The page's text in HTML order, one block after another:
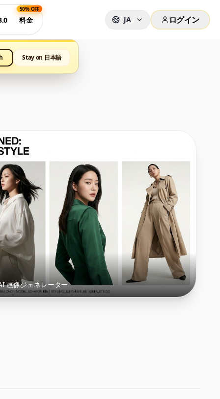
料金
50% OFF
JA ログイン
Stay on 日本語
画像ジェネレーター